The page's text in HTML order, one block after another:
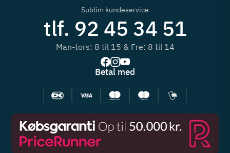
Sublim kundeservice
tlf. 92 45 34 51
Man-tors: 8 til 15 & Fre: 8 til 14
Betal med